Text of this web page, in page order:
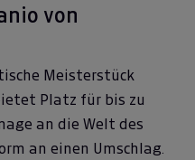
von
Meisterstück
Platz für bis zu
an die Welt des
an einen Umschlag.